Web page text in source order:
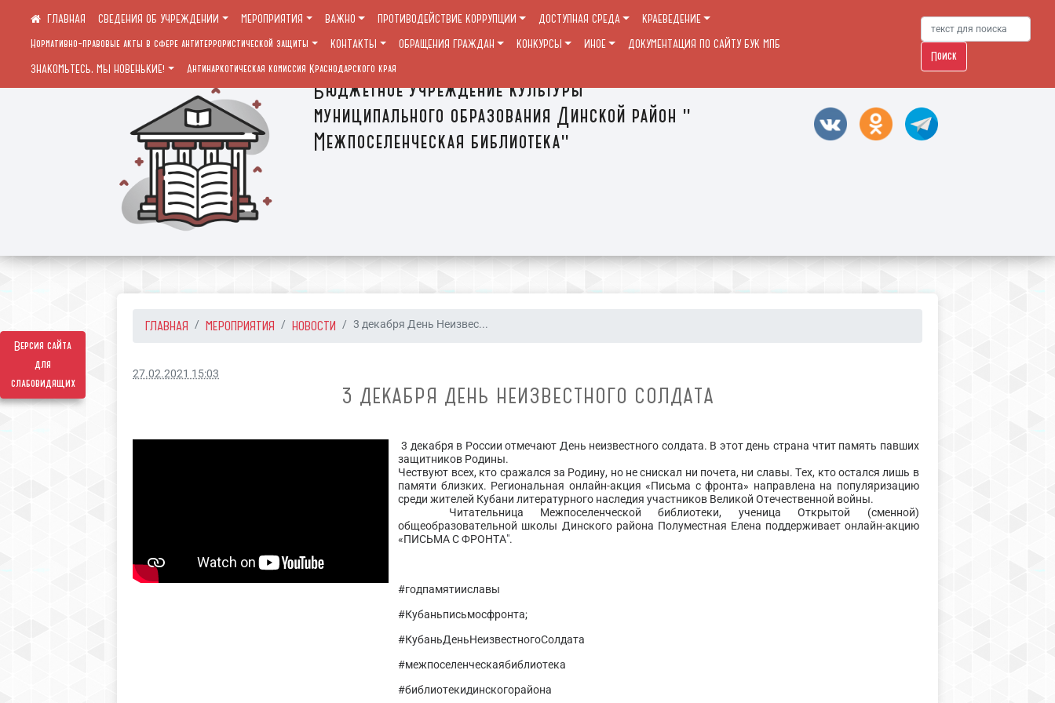
Версия сайта
для
слабовидящих
Бюджетное учреждение культуры
муниципального образования Динской район "
Межпоселенческая библиотека"
СВЕДЕНИЯ ОБ УЧРЕЖДЕНИИ МЕРОПРИЯТИЯ ВАЖНО ПРОТИВОДЕЙСТВИЕ КОРРУПЦИИ ДОСТУПНАЯ СРЕДА
КРАЕВЕДЕНИЕ
Нормативно-правовые акты в сфере антитеррористической защиты
КОНТАКТЫ ОБРАЩЕНИЯ ГРАЖДАН КОНКУРСЫ ИНОЕ
ДОКУМЕНТАЦИЯ ПО САЙТУ БУК МПБ
ЗНАКОМЬТЕСЬ, МЫ НОВЕНЬКИЕ!
Антинаркотическая комиссия Краснодарского края
Поиск
ГЛАВНАЯ МЕРОПРИЯТИЯ НОВОСТИ 3 декабря День Неизвес...
27.02.2021 15:03
3 ДЕКАБРЯ ДЕНЬ НЕИЗВЕСТНОГО СОЛДАТА
3 декабря в России отмечают День неизвестного солдата. В этот день страна чтит память павших
защитников Родины.
Чествуют всех, кто сражался за Родину, но не снискал ни почета, ни славы. Тех, кто остался лишь в
памяти близких. Региональная онлайн-акция «Письма с фронта» направлена на популяризацию
среди жителей Кубани литературного наследия участников Великой Отечественной войны.
Читательница Межпоселенческой библиотеки, ученица Открытой (сменной)
общеобразовательной школы Динского района Полуместная Елена поддерживает онлайн-акцию
«ПИСЬМА С ФРОНТА".
#годпамятииславы
#Кубаньписьмосфронта;
#КубаньДеньНеизвестногоСолдата
#межпоселенческаябиблиотека
#библиотекидинскогорайона